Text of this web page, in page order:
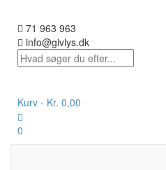
71 963 963
info@givlys.dk
Kurv - Kr. 0,00
0